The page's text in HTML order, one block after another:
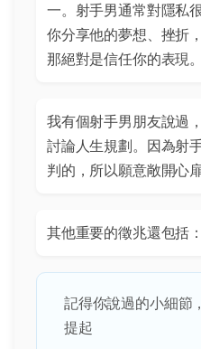
一。射手男通常對隱私
你分享他的夢想、挫折
那絕對是信任你的表現。
我有個射手男朋友說過
討論人生規劃。因為射
判的，所以願意敞開心
其他重要的徵兆還包括：
記得你說過的小細節
提起